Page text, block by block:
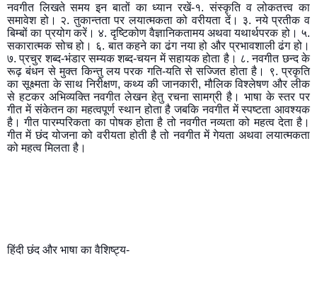
नवगीत लिखते समय इन बातों का ध्यान रखें-१. संस्कृति व लोकतत्त्व का
समावेश हो। २. तुकान्तता पर लयात्मकता को वरीयता दें। ३. नये प्रतीक व
बिम्बों का प्रयोग करें। ४. दृष्टिकोण वैज्ञानिकतामय अथवा यथार्थपरक हो। ५.
सकारात्मक सोच हो। ६. बात कहने का ढंग नया हो और प्रभावशाली ढंग हो।
७. प्रचुर शब्द-भंडार सम्यक शब्द-चयन में सहायक होता है। ८. नवगीत छन्द के
रूढ़ बंधन से मुक्त किन्तु लय परक गति-यति से सज्जित होता है। ९. प्रकृति
का सूक्ष्मता के साथ निरीक्षण, कथ्य की जानकारी, मौलिक विश्लेषण और लीक
से हटकर अभिव्यक्ति नवगीत लेखन हेतु रचना सामग्री है। भाषा के स्तर पर
गीत में संकेतन का महत्वपूर्ण स्थान होता है जबकि नवगीत में स्पष्टता आवश्यक
है। गीत पारम्परिकता का पोषक होता है तो नवगीत नव्यता को महत्व देता है।
गीत में छंद योजना को वरीयता होती है तो नवगीत में गेयता अथवा लयात्मकता
को महत्व मिलता है।
हिंदी छंद और भाषा का वैशिष्ट्य-